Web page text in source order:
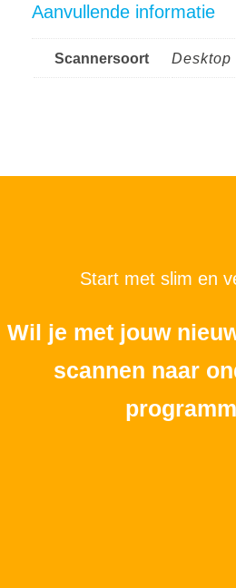
Aanvullende informatie
Scannersoort Desktop
Start met slim en
Wil je met jouw
scannen naar